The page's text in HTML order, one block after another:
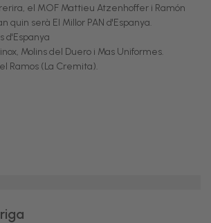
el MOF Mattieu Atzenhoffer i Ramón
quin serà El Millor PAN d'Espanya.
d'Espanya
Molins del Duero i Mas Uniformes.
Ramos (La Cremita).